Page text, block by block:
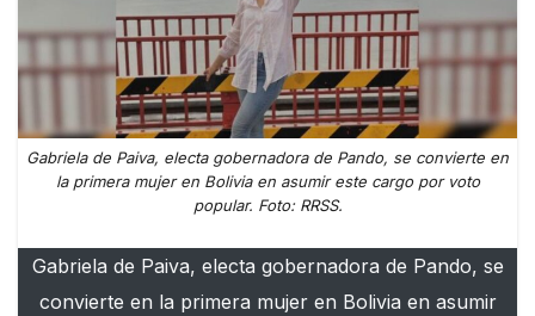
Gabriela de Paiva, electa gobernadora de Pando, se convierte en
la primera mujer en Bolivia en asumir este cargo por voto
popular. Foto: RRSS.
Gabriela de Paiva, electa gobernadora de Pando, se
convierte en la primera mujer en Bolivia en asumir